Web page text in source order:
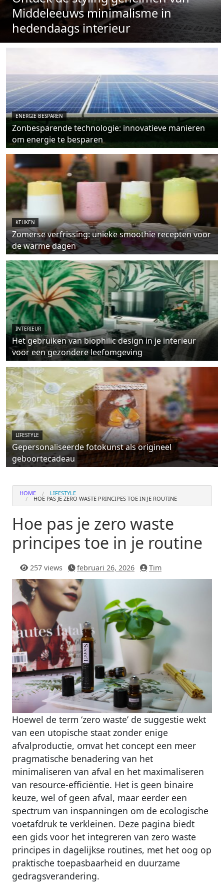
Middeleeuws minimalisme in
hedendaags interieur
ENERGIE BESPAREN
Zonbesparende technologie: innovatieve manieren
om energie te besparen
KEUKEN
Zomerse verfrissing: unieke smoothie recepten voor
de warme dagen
INTERIEUR
Het gebruiken van biophilic design in je interieur
voor een gezondere leefomgeving
LIFESTYLE
Gepersonaliseerde fotokunst als origineel
geboortecadeau
HOME LIFESTYLE
HOE PAS JE ZERO WASTE PRINCIPES TOE IN JE ROUTINE
Hoe pas je zero waste
principes toe in je routine
257 views februari 26, 2026 Tim
Hoewel de term ‘zero waste’ de suggestie wekt
van een utopische staat zonder enige
afvalproductie, omvat het concept een meer
pragmatische benadering van het
minimaliseren van afval en het maximaliseren
van resource-efficiëntie. Het is geen binaire
keuze, wel of geen afval, maar eerder een
spectrum van inspanningen om de ecologische
voetafdruk te verkleinen. Deze pagina biedt
een gids voor het integreren van zero waste
principes in dagelijkse routines, met het oog op
praktische toepasbaarheid en duurzame
gedragsverandering.